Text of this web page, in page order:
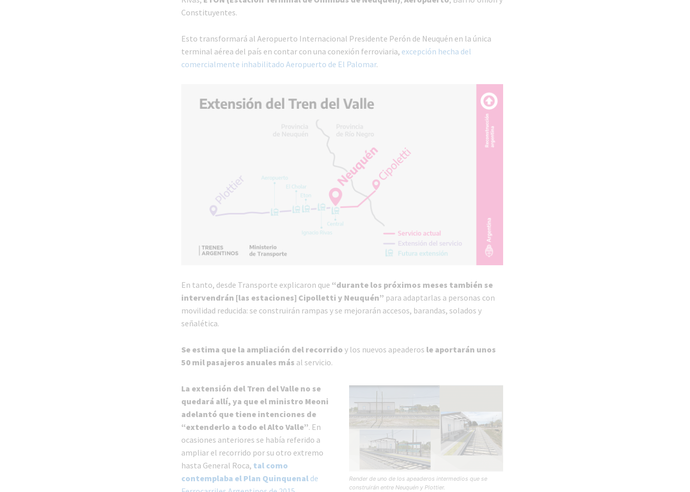
Constituyentes.
Esto transformará al Aeropuerto Internacional Presidente Perón de Neuquén en la única
terminal aérea del país en contar con una conexión ferroviaria, excepción hecha del
comercialmente inhabilitado Aeropuerto de El Palomar.
En tanto, desde Transporte explicaron que “durante los próximos meses también se
intervendrán [las estaciones] Cipolletti y Neuquén” para adaptarlas a personas con
movilidad reducida: se construirán rampas y se mejorarán accesos, barandas, solados y
señalética.
Se estima que la ampliación del recorrido y los nuevos apeaderos le aportarán unos
50 mil pasajeros anuales más al servicio.
Render de uno de los apeaderos intermedios que se
construirán entre Neuquén y Plottier.
La extensión del Tren del Valle no se
quedará allí, ya que el ministro Meoni
adelantó que tiene intenciones de
“extenderlo a todo el Alto Valle”. En
ocasiones anteriores se había referido a
ampliar el recorrido por su otro extremo
hasta General Roca, tal como
contemplaba el Plan Quinquenalde